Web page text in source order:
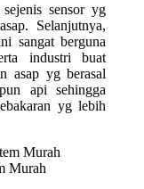
sensor yg
Selanjutnya,
sangat berguna
industri buat
asap yg berasal
api sehingga
yg lebih
Murah